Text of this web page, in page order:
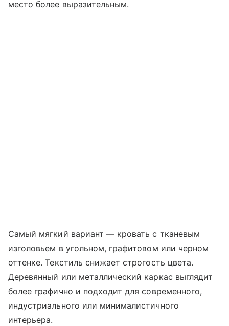
место более выразительным.
Самый мягкий вариант — кровать с тканевым
изголовьем в угольном, графитовом или черном
оттенке. Текстиль снижает строгость цвета.
Деревянный или металлический каркас выглядит
более графично и подходит для современного,
индустриального или минималистичного
интерьера.